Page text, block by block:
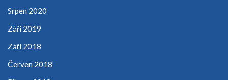
Srpen 2020
Září 2019
Září 2018
Červen 2018